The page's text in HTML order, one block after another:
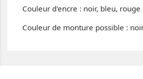
Couleur d'encre : noir, bleu, rouge
Couleur de monture possible :